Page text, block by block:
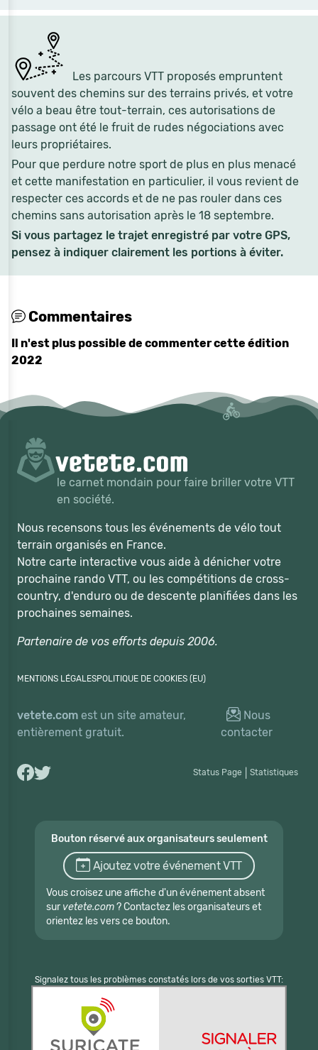
Les parcours VTT proposés empruntent
souvent des chemins sur des terrains privés, et votre
vélo a beau être tout-terrain, ces autorisations de
passage ont été le fruit de rudes négociations avec
leurs propriétaires.
Pour que perdure notre sport de plus en plus menacé
et cette manifestation en particulier, il vous revient de
respecter ces accords et de ne pas rouler dans ces
chemins sans autorisation après le 18 septembre.
Si vous partagez le trajet enregistré par votre GPS,
pensez à indiquer clairement les portions à éviter.
Commentaires
Il n'est plus possible de commenter cette édition
2022
le carnet mondain pour faire briller votre VTT
en société.
Nous recensons tous les événements de vélo tout
terrain organisés en France.
Notre carte interactive vous aide à dénicher votre
prochaine rando VTT, ou les compétitions de cross-
country, d'enduro ou de descente planifiées dans les
prochaines semaines.
Partenaire de vos efforts depuis 2006.
MENTIONS LÉGALESPOLITIQUE DE COOKIES (EU)
vetete.com est un site amateur,
entièrement gratuit.
Nous
contacter
Status Page Statistiques
Bouton réservé aux organisateurs seulement
Ajoutez votre événement VTT
Vous croisez une affiche d'un événement absent
sur vetete.com? Contactez les organisateurs et
orientez les vers ce bouton.
Signalez tous les problèmes constatés lors de vos sorties VTT: